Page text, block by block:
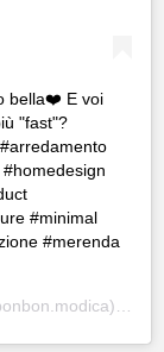
bella❤️ E voi
"fast"?
#minimal
#merenda
in data: